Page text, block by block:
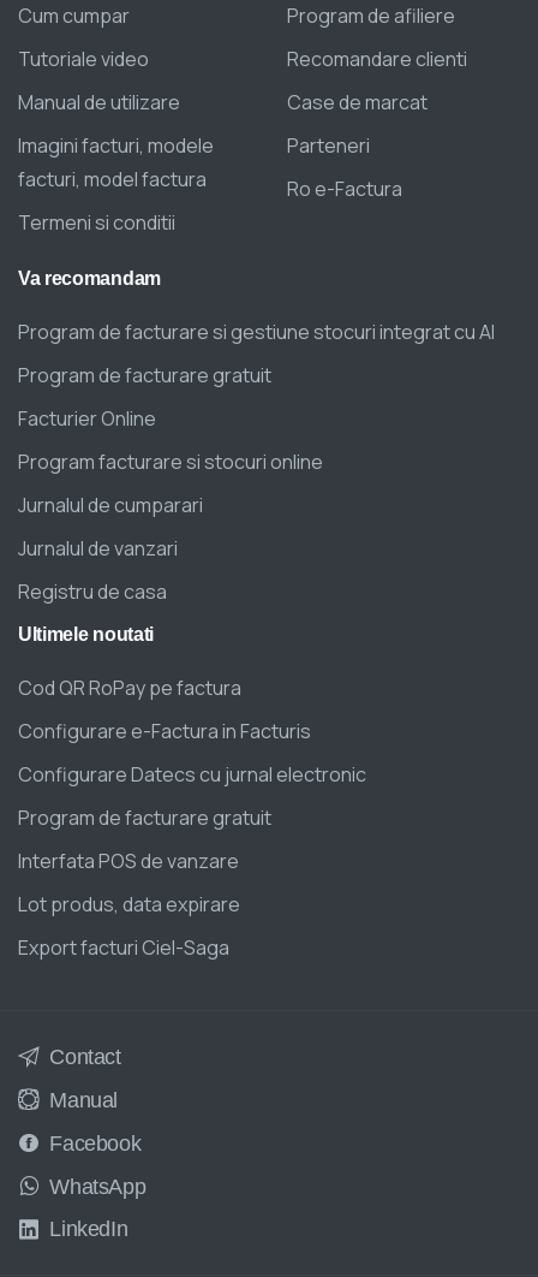
Cum cumpar
Tutoriale video
Manual de utilizare
Imagini facturi, modele
facturi, model factura
Termeni si conditii
Program de afiliere
Recomandare clienti
Case de marcat
Parteneri
Ro e-Factura
Va recomandam
Program de facturare si gestiune stocuri integrat cu AI
Program de facturare gratuit
Facturier Online
Program facturare si stocuri online
Jurnalul de cumparari
Jurnalul de vanzari
Registru de casa
Ultimele noutati
Cod QR RoPay pe factura
Configurare e-Factura in Facturis
Configurare Datecs cu jurnal electronic
Program de facturare gratuit
Interfata POS de vanzare
Lot produs, data expirare
Export facturi Ciel-Saga
Contact
Manual
Facebook
WhatsApp
LinkedIn